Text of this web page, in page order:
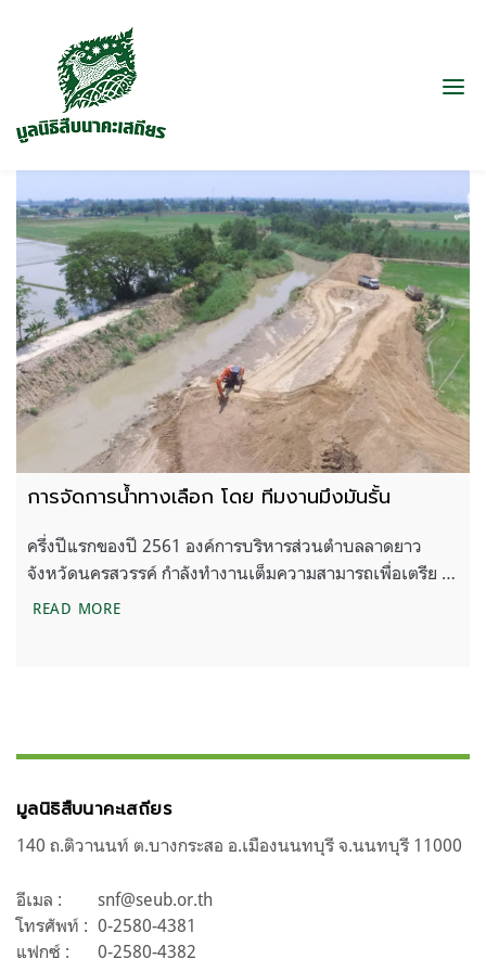
การจัดการนํ้าทางเลือก โดย ทีมงานมึงมันรั้น
ครึ่งปีแรกของปี 2561 องค์การบริหารส่วนตำบลลาดยาว
จังหวัดนครสวรรค์ กำลังทำงานเต็มความสามารถเพื่อเตรีย …
READ MOREการจัดการนํ้าทางเลือก โดย ทีมงานมึงมันรั้น
มูลนิธิสืบนาคะเสถียร
140 ถ.ติวานนท์ ต.บางกระสอ อ.เมืองนนทบุรี จ.นนทบุรี 11000
อีเมล :
snf@seub.or.th
โทรศัพท์ : 0-2580-4381
แฟกซ์ :
0-2580-4382